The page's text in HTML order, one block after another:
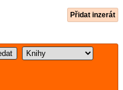
Přidat inzerát